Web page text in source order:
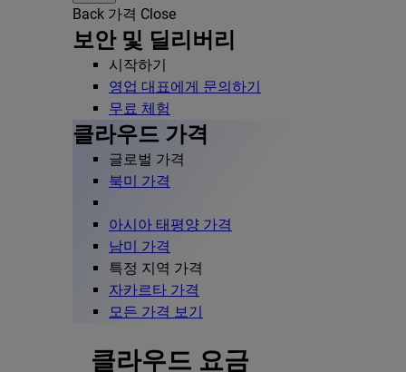
Back 가격 Close
보안 및 딜리버리
시작하기
영업 대표에게 문의하기
무료 체험
클라우드 가격
글로벌 가격
북미 가격
아시아 태평양 가격
남미 가격
특정 지역 가격
자카르타 가격
모든 가격 보기
클라우드 요금